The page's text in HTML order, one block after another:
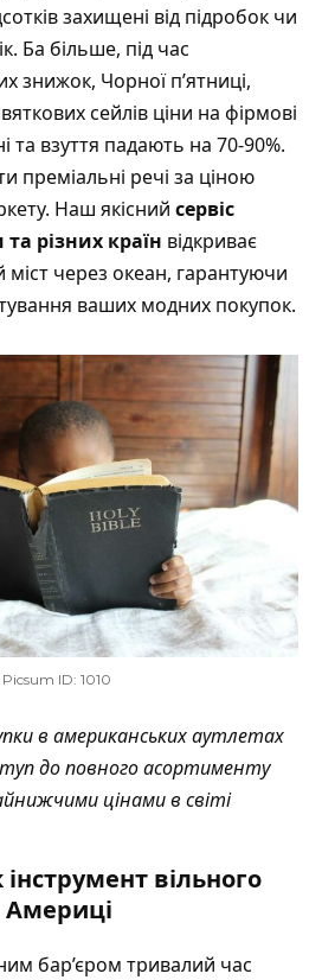
захищені від підробок чи
Ба більше, під час
знижок, Чорної п’ятниці,
сейлів ціни на фірмові
та взуття падають на 70-90%.
преміальні речі за ціною
Наш якісний сервіс
різних країн відкриває
через океан, гарантуючи
ваших модних покупок.
Picsum ID: 1010
в американських аутлетах
до повного асортименту
цінами в світі
вільного
Америці
бар’єром тривалий час